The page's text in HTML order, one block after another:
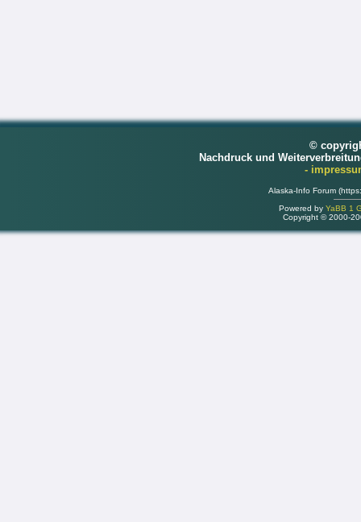
©
Nachdruck und
-
Alaska-Info Forum
Powered by YaBB 1
Copyright © 2000-